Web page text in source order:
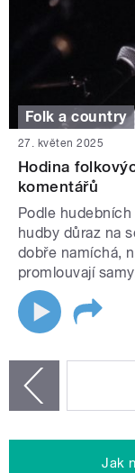
Folk a country
27. květen 2025
Hodina
komentářů
Podle
hudby důraz na
dobře namíchá,
promlouvají
Jak